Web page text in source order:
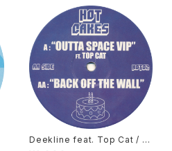
Deekline feat. Top Cat / Ni